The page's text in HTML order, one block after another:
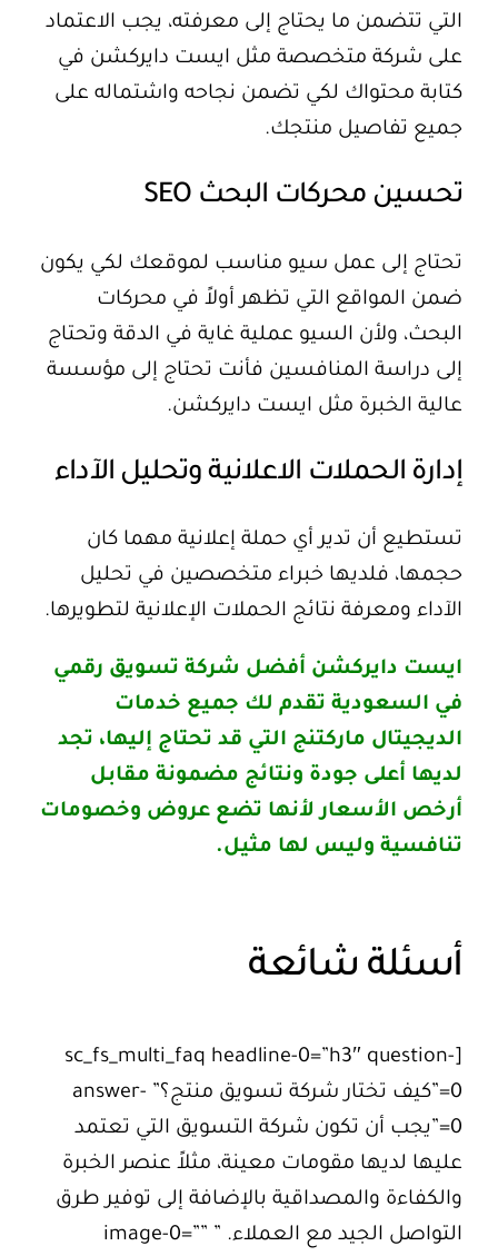
التي تتضمن ما يحتاج إلى معرفته، يجب الاعتماد
على شركة متخصصة مثل ايست دايركشن في
كتابة محتواك لكي تضمن نجاحه واشتماله على
جميع تفاصيل منتجك.
تحسين محركات البحث SEO
تحتاج إلى عمل سيو مناسب لموقعك لكي يكون
ضمن المواقع التي تظهر أولاً في محركات
البحث، ولأن السيو عملية غاية في الدقة وتحتاج
إلى دراسة المنافسين فأنت تحتاج إلى مؤسسة
عالية الخبرة مثل ايست دايركشن.
إدارة الحملات الاعلانية وتحليل الآداء
تستطيع أن تدير أي حملة إعلانية مهما كان
حجمها، فلديها خبراء متخصصين في تحليل
الآداء ومعرفة نتائج الحملات الإعلانية لتطويرها.
ايست دايركشن أفضل شركة تسويق رقمي
في السعودية تقدم لك جميع خدمات
الديجيتال ماركتنج التي قد تحتاج إليها، تجد
لديها أعلى جودة ونتائج مضمونة مقابل
أرخص الأسعار لأنها تضع عروض وخصومات
تنافسية وليس لها مثيل.
أسئلة شائعة
[sc_fs_multi_faq headline-0=”h3″ question-
0=”كيف تختار شركة تسويق منتج؟” answer-
0=”يجب أن تكون شركة التسويق التي تعتمد
عليها لديها مقومات معينة، مثلاً عنصر الخبرة
والكفاءة والمصداقية بالإضافة إلى توفير طرق
التواصل الجيد مع العملاء. ” image-0=””